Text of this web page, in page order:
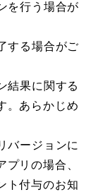
を行う場合が
する場合がご
結果に関する
。あらかじめ
バージョンに
リの場合、
ト付与のお知